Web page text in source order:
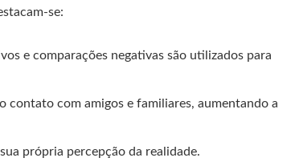
se:
e comparações negativas são utilizados para
contato com amigos e familiares, aumentando a
própria percepção da realidade.